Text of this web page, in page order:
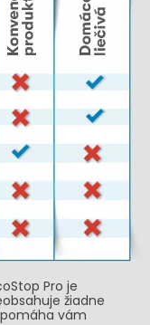
Pro je
žiadne
vám